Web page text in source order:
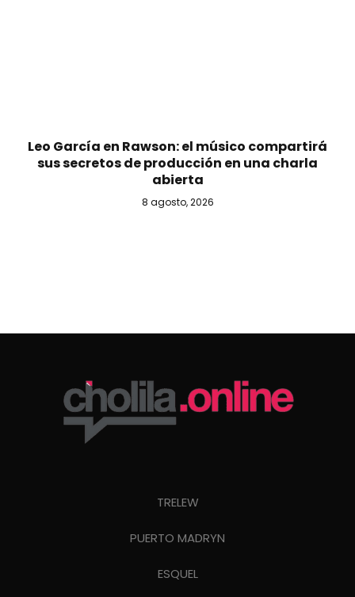
Leo García en Rawson: el músico compartirá
sus secretos de producción en una charla
abierta
8 agosto, 2026
TRELEW
PUERTO MADRYN
ESQUEL